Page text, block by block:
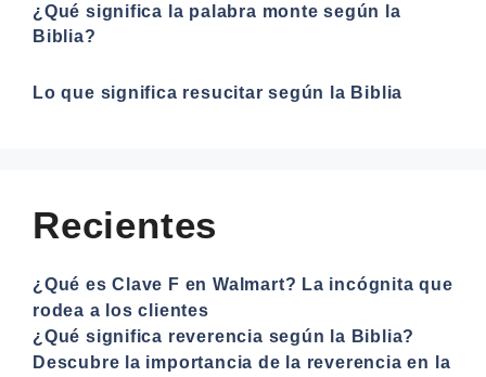
¿Qué significa la palabra monte según la
Biblia?
Lo que significa resucitar según la Biblia
Recientes
¿Qué es Clave F en Walmart? La incógnita que
rodea a los clientes
¿Qué significa reverencia según la Biblia?
Descubre la importancia de la reverencia en la